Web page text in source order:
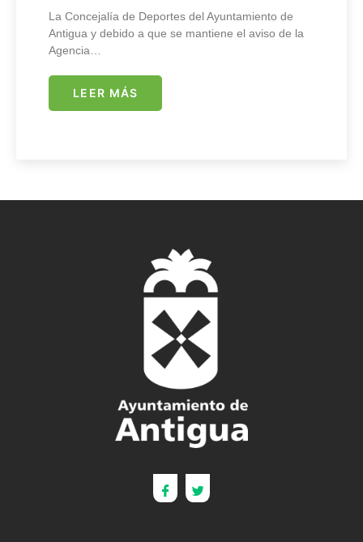
La Concejalía de Deportes del Ayuntamiento de
Antigua y debido a que se mantiene el aviso de la
Agencia…
LEER MÁS